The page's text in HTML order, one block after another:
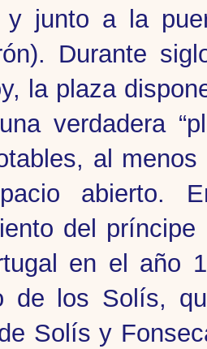
y junto a la
Durante
la plaza
verdadera
al
abierto.
del
en el año
de los Solís,
Solís y